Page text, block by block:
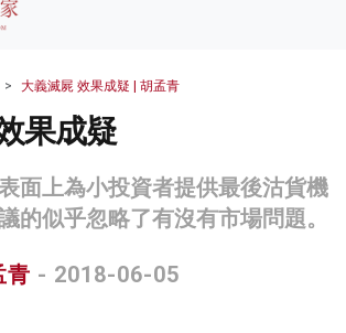
大義滅屍 效果成疑 | 胡孟青
果成疑
面上為小投資者提供最後沽貨機
的似乎忽略了有沒有市場問題。
青 - 2018-06-05